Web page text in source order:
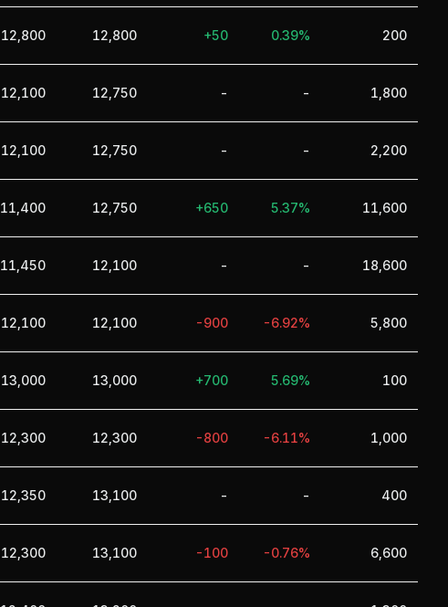
12,800 12,800 +50 0.39% 200
12,100 12,750 - - 1,800
12,100 12,750 - - 2,200
11,400 12,750 +650 5.37% 11,600
11,450 12,100 - - 18,600
12,100 12,100 -900 -6.92% 5,800
13,000 13,000 +700 5.69% 100
12,300 12,300 -800 -6.11% 1,000
12,350 13,100 - - 400
12,300 13,100 -100 -0.76% 6,600